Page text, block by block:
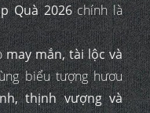
Quà 2026chính là
may mắn, tài lộc và
biểu tượng hươu
thịnh vượng và